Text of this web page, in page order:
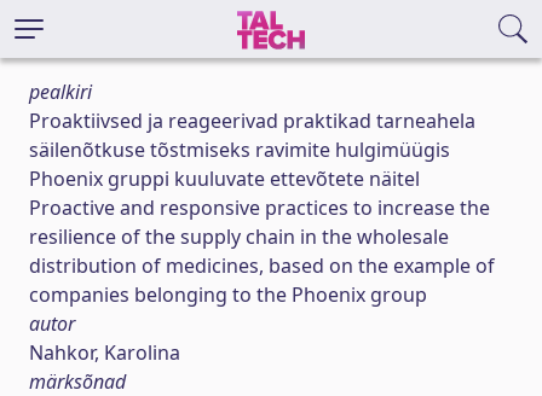
pealkiri
Proaktiivsed ja reageerivad praktikad tarneahela
säilenõtkuse tõstmiseks ravimite hulgimüügis
Phoenix gruppi kuuluvate ettevõtete näitel
Proactive and responsive practices to increase the
resilience of the supply chain in the wholesale
distribution of medicines, based on the example of
companies belonging to the Phoenix group
autor
Nahkor, Karolina
märksõnad